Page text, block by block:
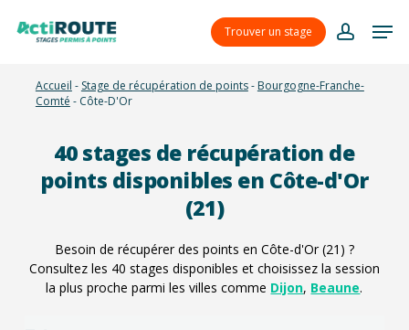
Trouver un stage
account
Accueil - Stage de récupération de points- Bourgogne-Franche-
Comté - Côte-D'Or
40stages de récupération de
points disponibles en Côte-d'Or
(21)
Besoin de récupérer des points en Côte-d'Or (21) ?
Consultez les 40 stages disponibles et choisissez la session
la plus proche parmi les villes comme Dijon, Beaune.